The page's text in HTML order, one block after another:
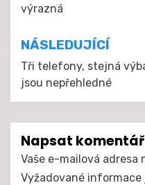
příspěvek
výrazná
NÁSLEDUJÍCÍ
Tři telefony, stejná
jsou nepřehledné
Napsat komentář
Vaše e-mailová adresa
Vyžadované